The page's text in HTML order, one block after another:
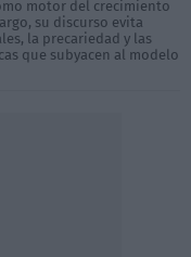
motor del crecimiento
su discurso evita
la precariedad y las
que subyacen al modelo